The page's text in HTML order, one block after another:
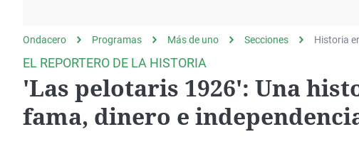
gato
Operación Viuda
Negra
Navarra
Ondacero Programas Más de uno Secciones Historia
EL REPORTERO DE LA HISTORIA
'Las pelotaris 1926': Una
fama, dinero e